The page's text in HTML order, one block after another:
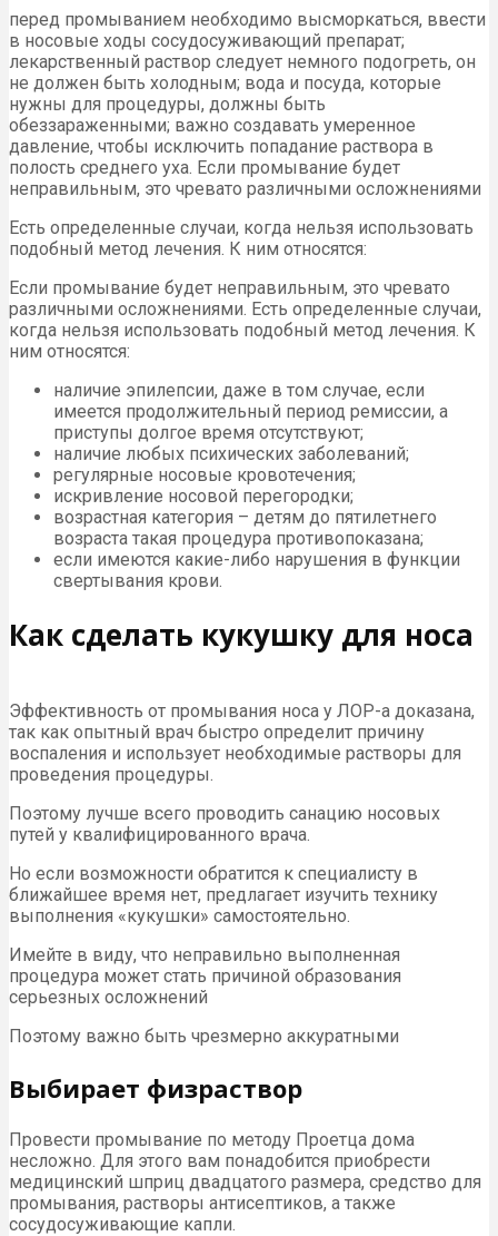
перед промыванием необходимо высморкаться, ввести
в носовые ходы сосудосуживающий препарат;
лекарственный раствор следует немного подогреть, он
не должен быть холодным; вода и посуда, которые
нужны для процедуры, должны быть
обеззараженными; важно создавать умеренное
давление, чтобы исключить попадание раствора в
полость среднего уха. Если промывание будет
неправильным, это чревато различными осложнениями
Есть определенные случаи, когда нельзя использовать
подобный метод лечения. К ним относятся:
Если промывание будет неправильным, это чревато
различными осложнениями. Есть определенные случаи,
когда нельзя использовать подобный метод лечения. К
ним относятся:
наличие эпилепсии, даже в том случае, если
имеется продолжительный период ремиссии, а
приступы долгое время отсутствуют;
наличие любых психических заболеваний;
регулярные носовые кровотечения;
искривление носовой перегородки;
возрастная категория – детям до пятилетнего
возраста такая процедура противопоказана;
если имеются какие-либо нарушения в функции
свертывания крови.
Как сделать кукушку для носа
Эффективность от промывания носа у ЛОР-а доказана,
так как опытный врач быстро определит причину
воспаления и использует необходимые растворы для
проведения процедуры.
Поэтому лучше всего проводить санацию носовых
путей у квалифицированного врача.
Но если возможности обратится к специалисту в
ближайшее время нет, предлагает изучить технику
выполнения «кукушки» самостоятельно.
Имейте в виду, что неправильно выполненная
процедура может стать причиной образования
серьезных осложнений
Поэтому важно быть чрезмерно аккуратными
Выбирает физраствор
Провести промывание по методу Проетца дома
несложно. Для этого вам понадобится приобрести
медицинский шприц двадцатого размера, средство для
промывания, растворы антисептиков, а также
сосудосуживающие капли.